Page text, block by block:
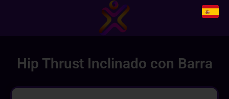
Hip Thrust Inclinado con Barra